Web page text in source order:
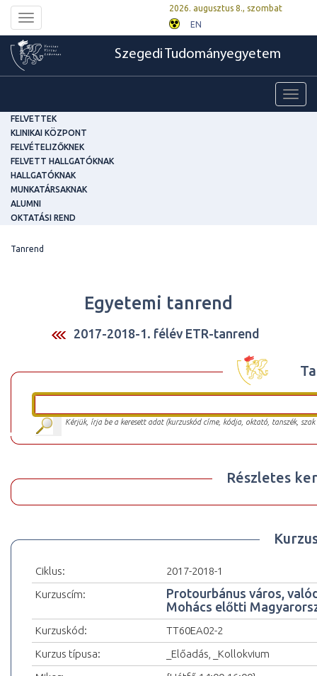
Toggle
navigation
2026. augusztus 8., szombat
EN
Szegedi Tudományegyetem
FELVETTEK
KLINIKAI KÖZPONT
FELVÉTELIZŐKNEK
FELVETT HALLGATÓKNAK
HALLGATÓKNAK
MUNKATÁRSAKNAK
ALUMNI
OKTATÁSI REND
Tanrend
Egyetemi tanrend
2017-2018-1. félév ETR-tanrend
Kérjük, írja be a keresett adat (kurzuskód címe, kódja, oktató, tanszék,
Részletes
Ciklus:
2017-2018-1
Kurzuscím:
Protourbánus város,
Mohács előtti
Kurzuskód:
TT60EA02-2
Kurzus típusa:
_Előadás, _Kollokvium